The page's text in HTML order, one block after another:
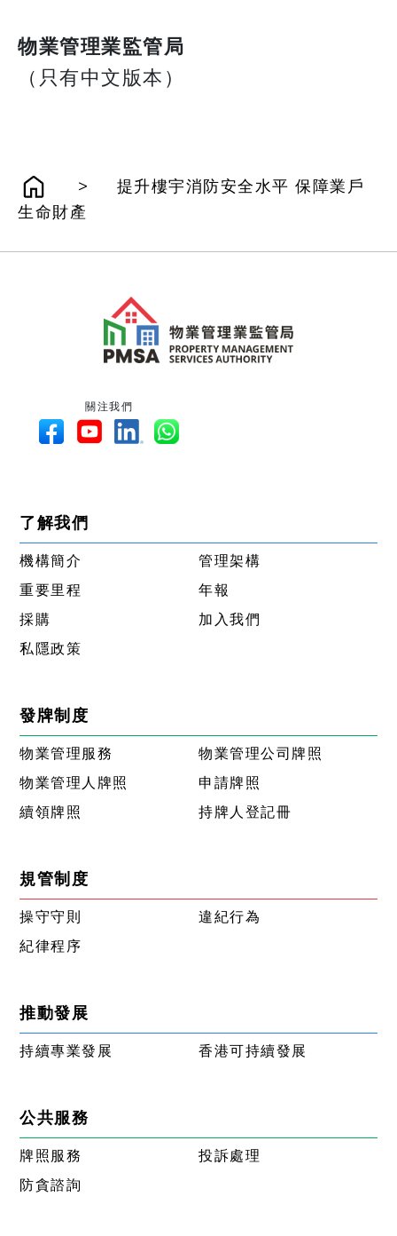
​​​​​​​物業管理業監管局
（只有中文版本）
>
提升樓宇消防安全水平 保障業戶
生命財產
關注我們
了解我們
機構簡介
管理架構
重要里程
年報
採購
加入我們
私隱政策
發牌制度
物業管理服務
物業管理公司牌照
物業管理人牌照
申請牌照
續領牌照
持牌人登記冊
規管制度
操守守則
違紀行為
紀律程序
推動發展
持續專業發展 香港可持續發展
公共服務
牌照服務
投訴處理
防貪諮詢